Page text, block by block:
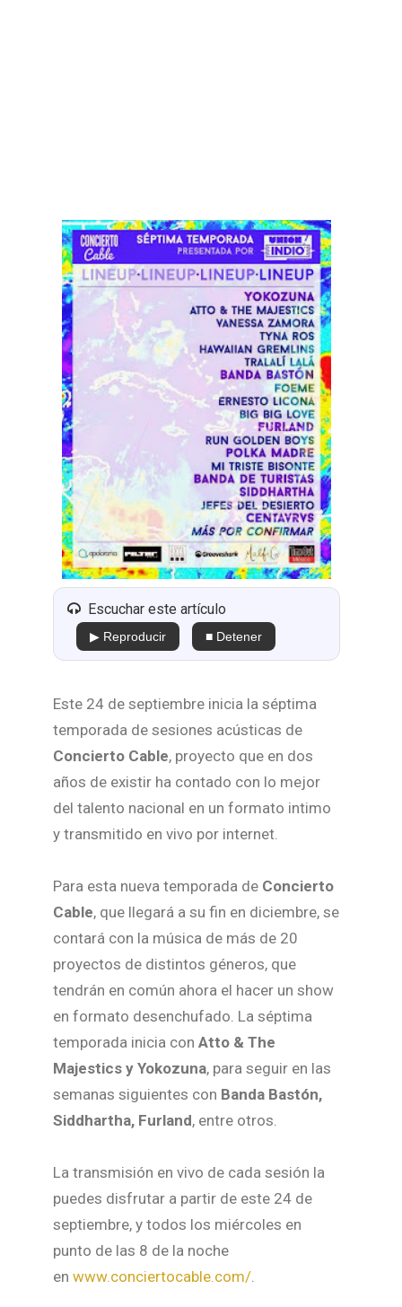
Escuchar este artículo
▶ Reproducir ■ Detener
Este 24 de septiembre inicia la séptima
temporada de sesiones acústicas de
Concierto Cable, proyecto que en dos
años de existir ha contado con lo mejor
del talento nacional en un formato intimo
y transmitido en vivo por internet.
Para esta nueva temporada de Concierto
Cable, que llegará a su fin en diciembre, se
contará con la música de más de 20
proyectos de distintos géneros, que
tendrán en común ahora el hacer un show
en formato desenchufado. La séptima
temporada inicia con Atto & The
Majestics y Yokozuna, para seguir en las
semanas siguientes con Banda Bastón,
Siddhartha, Furland, entre otros.
La transmisión en vivo de cada sesión la
puedes disfrutar a partir de este 24 de
septiembre, y todos los miércoles en
punto de las 8 de la noche
en www.conciertocable.com/.